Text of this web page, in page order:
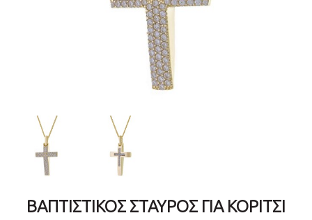
ΒΑΠΤΙΣΤΙΚΌΣ ΣΤΑΥΡΌΣ ΓΙΑ ΚΟΡΊΤΣΙ